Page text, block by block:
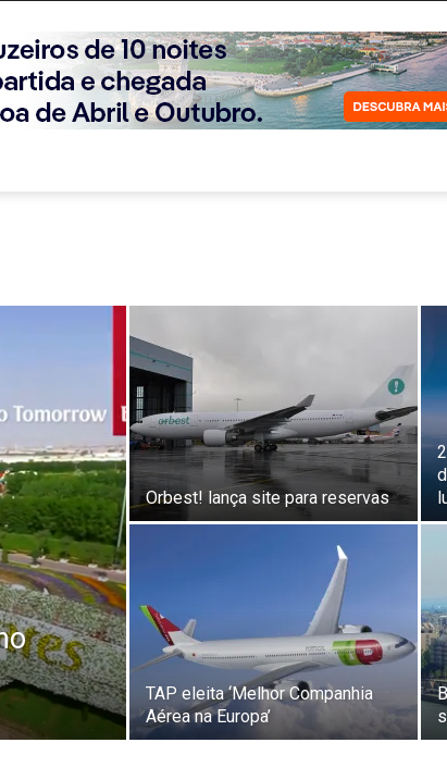
Orbest! lança site para reservas
TAP eleita ‘Melhor Companhia
Aérea na Europa’